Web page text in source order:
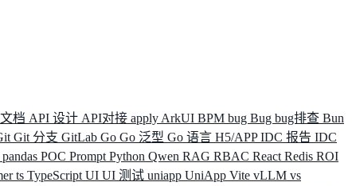
档 API 设计 API对接 apply ArkUI BPM bug Bug bug排查 Bun
Git 分支 GitLab Go Go 泛型 Go 语言 H5/APPIDC 报告 IDC
pandas POC Prompt Python Qwen RAG RBAC React Redis ROI
ts TypeScript UI UI 测试 uniapp UniApp Vite vLLM vs